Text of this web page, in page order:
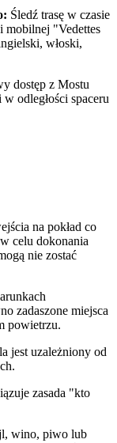
Śledź trasę w czasie
mobilnej "Vedettes
włoski,
dostęp z Mostu
odległości spaceru
na pokład co
celu dokonania
nie zostać
zadaszone miejsca
powietrzu.
jest uzależniony od
zasada "kto
wino, piwo lub